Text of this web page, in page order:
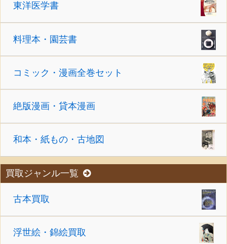
東洋医学書
料理本・園芸書
コミック・漫画全巻セット
絶版漫画・貸本漫画
和本・紙もの・古地図
買取ジャンル一覧
古本買取
浮世絵・錦絵買取